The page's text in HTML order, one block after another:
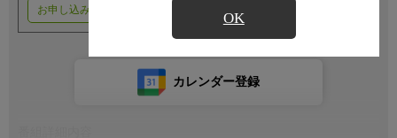
OK
お申し込みはこちら
カレンダー登録